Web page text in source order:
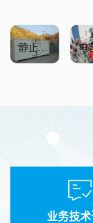
静止无功补偿装置SVC
业务技